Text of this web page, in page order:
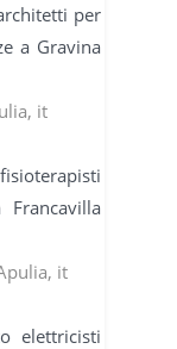
per
a Gravina
it
it
elettricisti